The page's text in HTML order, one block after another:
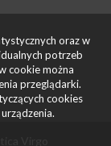
Virgo
oraz w
potrzeb
cookie można
przeglądarki.
cookies